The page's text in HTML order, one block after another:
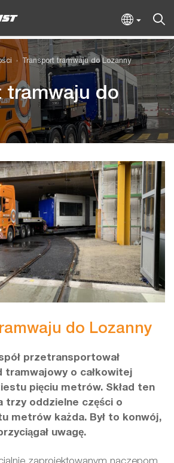
Transport tramwaju do Lozanny
tramwaju do
do Lozanny
przetransportował
tramwajowy o całkowitej
pięciu metrów. Skład ten
trzy oddzielne części o
metrów każda. Był to konwój,
uwagę.